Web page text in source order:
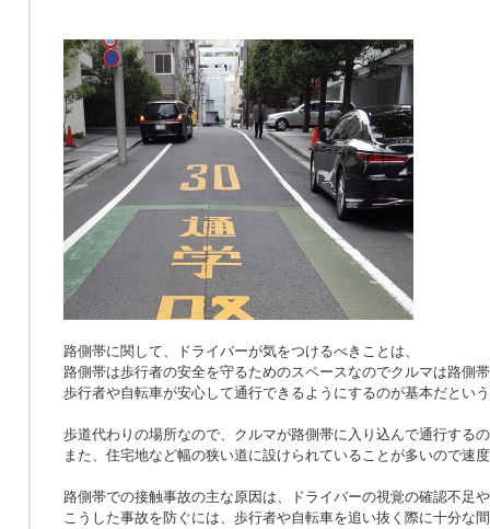
路側帯に関して、ドライバーが気をつけるべきことは、
路側帯は歩行者の安全を守るためのスペースなのでクルマは路側
歩行者や自転車が安心して通行できるようにするのが基本だとい
歩道代わりの場所なので、クルマが路側帯に入り込んで通行する
また、住宅地など幅の狭い道に設けられていることが多いので速
路側帯での接触事故の主な原因は、ドライバーの視覚の確認不足
こうした事故を防ぐには、歩行者や自転車を追い抜く際に十分な